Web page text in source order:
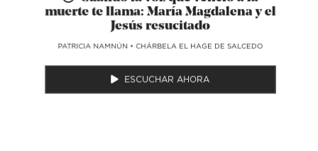
muerte te llama: María Magdalena y el
Jesús resucitado
​PATRICIA NAMNÚN •CHÁRBELA EL HAGE DE SALCEDO
ESCUCHAR AHORA